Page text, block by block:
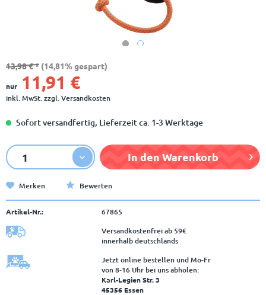
13,98 € * (14,81% gespart)
nur 11,91 €
inkl. MwSt.zzgl. Versandkosten
Sofort versandfertig, Lieferzeit ca. 1-3 Werktage
In den Warenkorb
Merken Bewerten
Artikel-Nr.:
67865
Versandkostenfrei ab 59€
innerhalb deutschlands
Jetzt online bestellen und Mo-Fr
von 8‑16 Uhr bei uns abholen:
Karl-Legien Str. 3
45356 Essen